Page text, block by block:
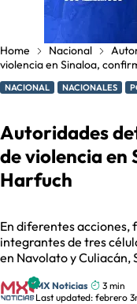
Home Nacional
violencia en Sinaloa,
NACIONAL NACIONALES
Autoridades
de violencia en
Harfuch
En diferentes acciones,
integrantes de tres
en Navolato y Culiacán,
MX Noticias
3 min
Last updated: febrero